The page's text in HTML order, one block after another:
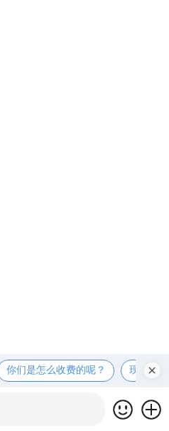
你们是怎么收费的呢？ 现在有